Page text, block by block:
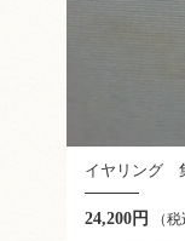
イヤリング
24,200円 （税